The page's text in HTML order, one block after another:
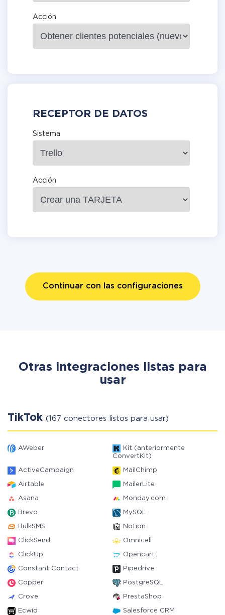
Acción
RECEPTOR DE DATOS
Sistema
Acción
Continuar con las configuraciones
Otras integraciones listas para
usar
TikTok (167 conectores listos para usar)
AWeber
Kit (anteriormente
ConvertKit)
ActiveCampaign MailChimp
Airtable MailerLite
Asana Monday.com
Brevo MySQL
BulkSMS Notion
ClickSend Omnicell
ClickUp Opencart
Constant Contact Pipedrive
Copper PostgreSQL
Crove PrestaShop
Ecwid Salesforce CRM